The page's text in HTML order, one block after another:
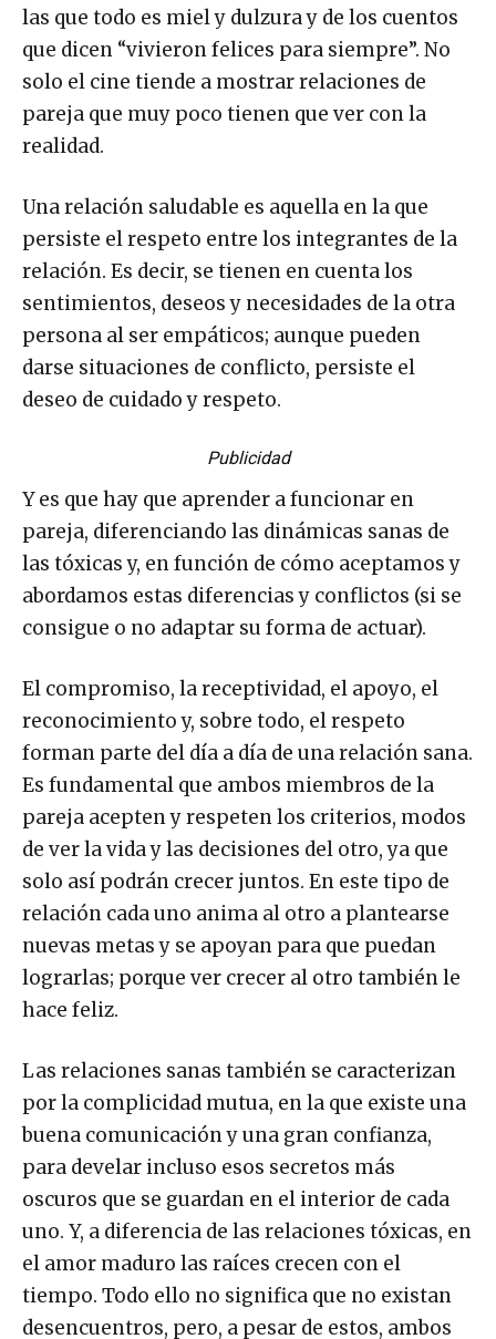
las que todo es miel y dulzura y de los cuentos
que dicen “vivieron felices para siempre”. No
solo el cine tiende a mostrar relaciones de
pareja que muy poco tienen que ver con la
realidad.
Una relación saludable es aquella en la que
persiste el respeto entre los integrantes de la
relación. Es decir, se tienen en cuenta los
sentimientos, deseos y necesidades de la otra
persona al ser empáticos; aunque pueden
darse situaciones de conflicto, persiste el
deseo de cuidado y respeto.
Publicidad
Y es que hay que aprender a funcionar en
pareja, diferenciando las dinámicas sanas de
las tóxicas y, en función de cómo aceptamos y
abordamos estas diferencias y conflictos (si se
consigue o no adaptar su forma de actuar).
El compromiso, la receptividad, el apoyo, el
reconocimiento y, sobre todo, el respeto
forman parte del día a día de una relación sana.
Es fundamental que ambos miembros de la
pareja acepten y respeten los criterios, modos
de ver la vida y las decisiones del otro, ya que
solo así podrán crecer juntos. En este tipo de
relación cada uno anima al otro a plantearse
nuevas metas y se apoyan para que puedan
lograrlas; porque ver crecer al otro también le
hace feliz.
Las relaciones sanas también se caracterizan
por la complicidad mutua, en la que existe una
buena comunicación y una gran confianza,
para develar incluso esos secretos más
oscuros que se guardan en el interior de cada
uno. Y, a diferencia de las relaciones tóxicas, en
el amor maduro las raíces crecen con el
tiempo. Todo ello no significa que no existan
desencuentros, pero, a pesar de estos, ambos